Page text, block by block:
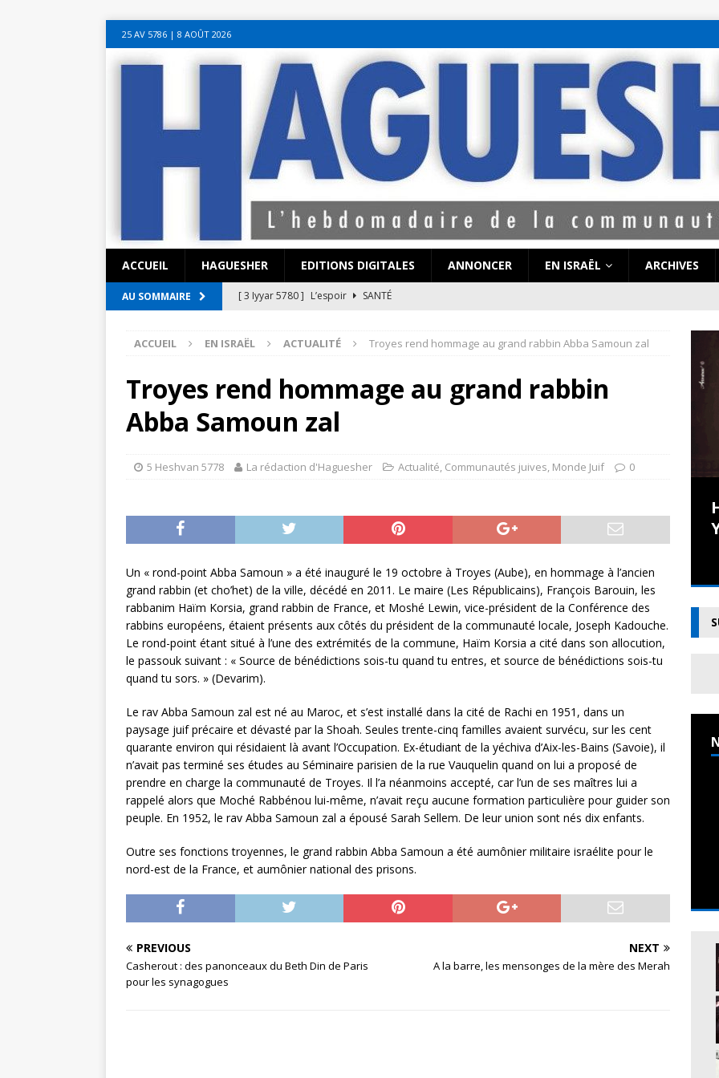
seks hattı numara istanbul escort bayanlar
canlı sohbet hatları sohbet numaraları ucuz sex sohbet hattı numaraları
25 AV 5786‎ | 8 AOÛT 2026
ACCUEIL HAGUESHER EDITIONS DIGITALES ANNONCER EN ISRAËL ARCHIVES
AU SOMMAIRE [ 3 Iyyar 5780 ] L’espoir
SANTÉ
?
EN ISRAËL
[ 3 Iyyar 5780 ]
Le rav Messod Hamou zatsal, maître de la bonté et de la rigueur
[ 11 Nisan 5780 ] Une ère nouvelle dans l’Histoire : une pandémie universelle
[ 2 Heshvan 5781 ] Hilloula de Rav Ovadia Yossef : en Live !
CETTE SEMAINE DANS
HAGUESHER
ACCUEIL EN ISRAËL ACTUALITÉ Troyes rend hommage au grand rabbin Abba Samoun zal
Troyes rend hommage au grand rabbin
Abba Samoun zal
5 Heshvan 5778 La rédaction d'Haguesher Actualité, Communautés juives, Monde Juif 0
Un « rond-point Abba Samoun » a été inauguré le 19 octobre à Troyes (Aube), en hommage à l’ancien
grand rabbin (et cho’het) de la ville, décédé en 2011. Le maire (Les Républicains), François Barouin, les
rabbanim Haïm Korsia, grand rabbin de France, et Moshé Lewin, vice-président de la Conférence des
rabbins européens, étaient présents aux côtés du président de la communauté locale, Joseph Kadouche.
Le rond-point étant situé à l’une des extrémités de la commune, Haïm Korsia a cité dans son allocution,
le passouk suivant : « Source de bénédictions sois-tu quand tu entres, et source de bénédictions sois-tu
quand tu sors. » (Devarim).
Le rav Abba Samoun zal est né au Maroc, et s’est installé dans la cité de Rachi en 1951, dans un
paysage juif précaire et dévasté par la Shoah. Seules trente-cinq familles avaient survécu, sur les cent
quarante environ qui résidaient là avant l’Occupation. Ex-étudiant de la yéchiva d’Aix-les-Bains (Savoie), il
n’avait pas terminé ses études au Séminaire parisien de la rue Vauquelin quand on lui a proposé de
prendre en charge la communauté de Troyes. Il l’a néanmoins accepté, car l’un de ses maîtres lui a
rappelé alors que Moché Rabbénou lui-même, n’avait reçu aucune formation particulière pour guider son
peuple. En 1952, le rav Abba Samoun zal a épousé Sarah Sellem. De leur union sont nés dix enfants.
Outre ses fonctions troyennes, le grand rabbin Abba Samoun a été aumônier militaire israélite pour le
nord-est de la France, et aumônier national des prisons.
PREVIOUS
Casherout : des panonceaux du Beth Din de Paris
pour les synagogues
NEXT
A la barre, les mensonges de la mère des Merah
l’Histoire : une pandémie
universelle
Depuis le début de l’Histoire de l’humanité,
aucune maladie, aucune épidémie n’a
touché l’ensemble de l’univers, sauf le
déluge à l’époque de Noa’h. Il est
remarquable que lorsqu’une épidémie
frappait la population, c’était une région